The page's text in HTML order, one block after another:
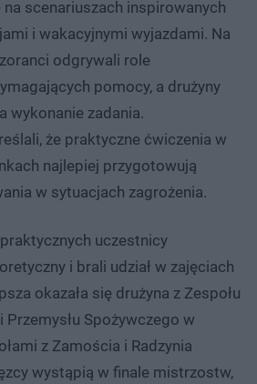
na scenariuszach inspirowanych
i wakacyjnymi wyjazdami. Na
odgrywali role
pomocy, a drużyny
wykonanie zadania.
że praktyczne ćwiczenia w
najlepiej przygotowują
w sytuacjach zagrożenia.
uczestnicy
i brali udział w zajęciach
okazała się drużyna z Zespołu
Przemysłu Spożywczego w
z Zamościa i Radzynia
wystąpią w finale mistrzostw,